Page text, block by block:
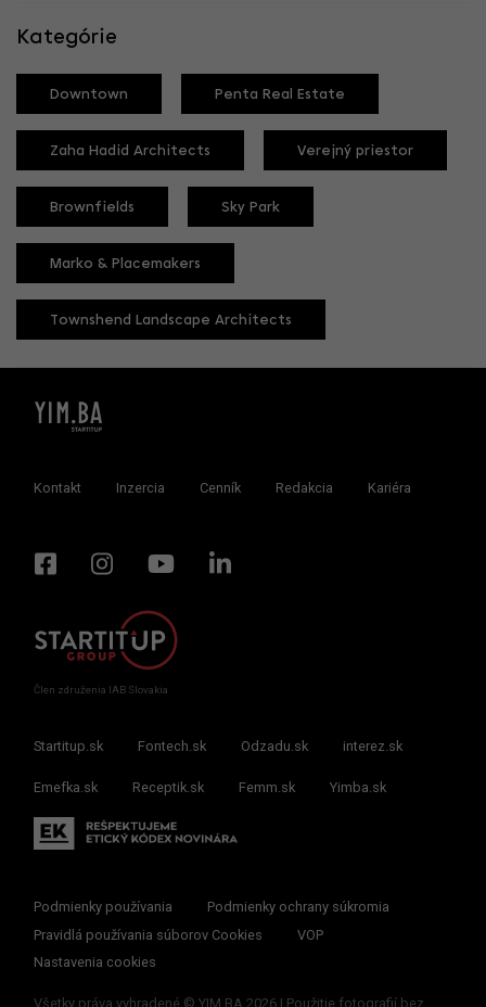
Kategórie
Downtown Penta Real Estate
Zaha Hadid Architects Verejný priestor
Brownfields Sky Park
Marko & Placemakers
Townshend Landscape Architects
Kontakt Inzercia Cenník Redakcia Kariéra
Člen združenia IAB Slovakia
Startitup.sk Fontech.sk Odzadu.sk interez.sk
Emefka.sk Receptik.sk Femm.sk Yimba.sk
Podmienky používania
Podmienky ochrany súkromia
Pravidlá používania súborov Cookies
VOP
Nastavenia cookies
Všetky práva vyhradené © YIM.BA 2026 | Použitie fotografií bez